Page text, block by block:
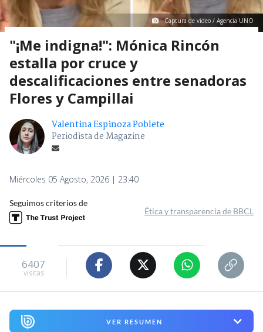
Captura de video / Agencia UNO
"¡Me indigna!": Mónica Rincón
estalla por cruce y
descalificaciones entre senadoras
Flores y Campillai
Valentina Espinoza Poblete
Periodista de Magazine
Miércoles 05 Agosto, 2026 | 23:40
Seguimos criterios de
Ética y transparencia de BBCL
6407
visitas
VER RESUMEN